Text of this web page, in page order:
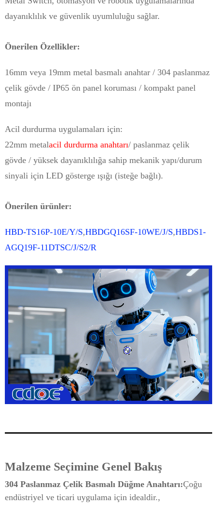
dayanıklılık ve güvenlik uyumluluğu sağlar.
Önerilen Özellikler:
16mm veya 19mm metal basmalı anahtar / 304 paslanmaz
çelik gövde / IP65 ön panel koruması / kompakt panel
montajı
Acil durdurma uygulamaları için:
22mm metalacil durdurma anahtarı/ paslanmaz çelik
gövde / yüksek dayanıklılığa sahip mekanik yapı/durum
sinyali için LED gösterge ışığı (isteğe bağlı).
Önerilen ürünler:
HBD-TS16P-10E/Y/S,HBDGQ16SF-10WE/J/S,HBDS1-
AGQ19F-11DTSC/J/S2/R
Malzeme Seçimine Genel Bakış
304 Paslanmaz Çelik Basmalı Düğme Anahtarı:Çoğu
endüstriyel ve ticari uygulama için idealdir.,